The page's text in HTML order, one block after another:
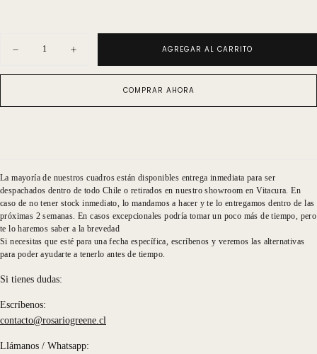
Disminuir
para
Corn
Aumentar
cantidad
para
Corn
AGREGAR AL CARRITO
COMPRAR AHORA
La mayoría de nuestros cuadros están disponibles entrega inmediata para ser
despachados dentro de todo Chile o retirados en nuestro showroom en Vitacura. En
caso de no tener stock inmediato, lo mandamos a hacer y te lo entregamos dentro de las
próximas 2 semanas. En casos excepcionales podría tomar un poco más de tiempo, pero
te lo haremos saber a la brevedad
Si necesitas que esté para una fecha específica, escríbenos y veremos las alternativas
para poder ayudarte a tenerlo antes de tiempo.
Si tienes dudas:
Escríbenos:
contacto@rosariogreene.cl
Llámanos / Whatsapp: